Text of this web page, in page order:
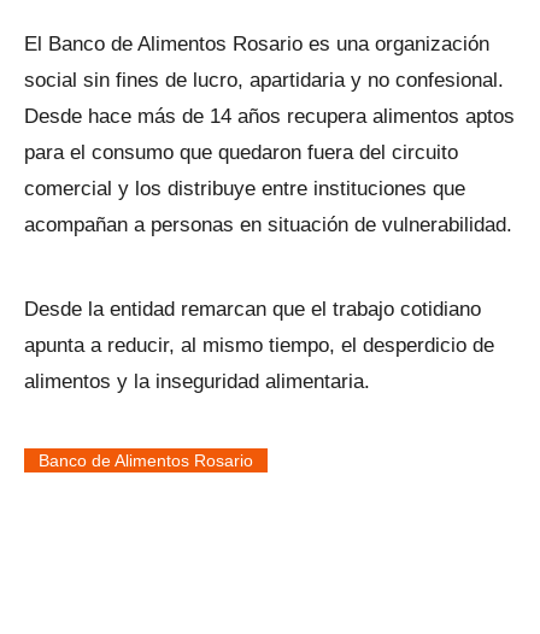
El Banco de Alimentos Rosario es una organización
social sin fines de lucro, apartidaria y no confesional.
Desde hace más de 14 años recupera alimentos aptos
para el consumo que quedaron fuera del circuito
comercial y los distribuye entre instituciones que
acompañan a personas en situación de vulnerabilidad.
Desde la entidad remarcan que el trabajo cotidiano
apunta a reducir, al mismo tiempo, el desperdicio de
alimentos y la inseguridad alimentaria.
Banco de Alimentos Rosario